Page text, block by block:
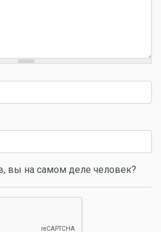
вы на самом деле человек?